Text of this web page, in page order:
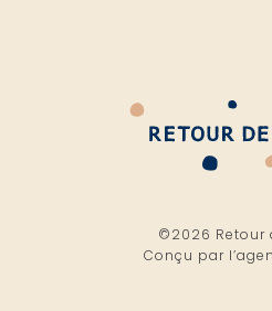
©2026 Retour
Conçu par l’